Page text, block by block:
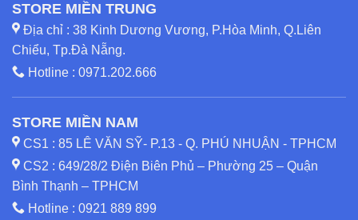
STORE MIỀN TRUNG
Địa chỉ : 38 Kinh Dương Vương, P.Hòa Minh, Q.Liên
Chiểu, Tp.Đà Nẵng.
Hotline : 0971.202.666
STORE MIỀN NAM
CS1 : 85 LÊ VĂN SỸ- P.13 - Q. PHÚ NHUẬN - TPHCM
CS2 : 649/28/2 Điện Biên Phủ – Phường 25 – Quận
Bình Thạnh – TPHCM
Hotline : 0921 889 899